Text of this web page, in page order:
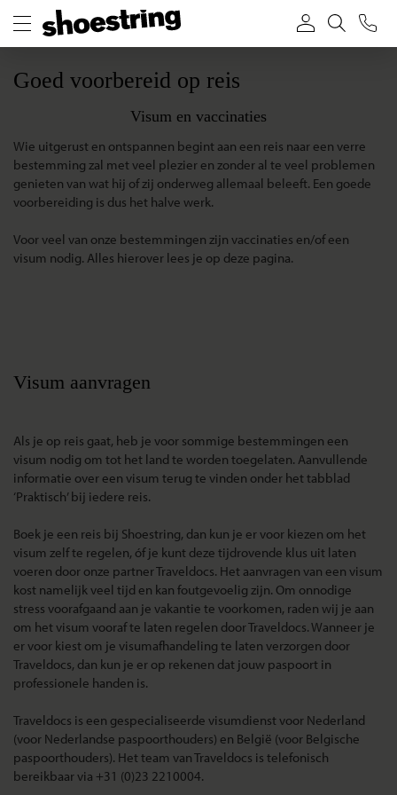
Goed voorbereid op reis
Visum en vaccinaties
Wie uitgerust en ontspannen begint aan een reis naar een verre
bestemming zal met veel plezier en zonder al te veel problemen
genieten van wat hij of zij onderweg allemaal beleeft. Een goede
voorbereiding is dus het halve werk.
Voor veel van onze bestemmingen zijn vaccinaties en/of een
visum nodig. Alles hierover lees je op deze pagina.
Visum aanvragen
Als je op reis gaat, heb je voor sommige bestemmingen een
visum nodig om tot het land te worden toegelaten. Aanvullende
informatie over een visum terug te vinden onder het tabblad
‘Praktisch’ bij iedere reis.
Boek je een reis bij Shoestring, dan kun je er voor kiezen om het
visum zelf te regelen, óf je kunt deze tijdrovende klus uit laten
voeren door onze partner Traveldocs. Het aanvragen van een visum
kost namelijk veel tijd en kan foutgevoelig zijn. Om onnodige
stress voorafgaand aan je vakantie te voorkomen, raden wij je aan
om het visum vooraf te laten regelen door Traveldocs. Wanneer je
er voor kiest om je visumafhandeling te laten verzorgen door
Traveldocs, dan kun je er op rekenen dat jouw paspoort in
professionele handen is.
Traveldocs is een gespecialiseerde visumdienst voor Nederland
(voor Nederlandse paspoorthouders) en België (voor Belgische
paspoorthouders). Het team van Traveldocs is telefonisch
bereikbaar via +31 (0)23 2210004.